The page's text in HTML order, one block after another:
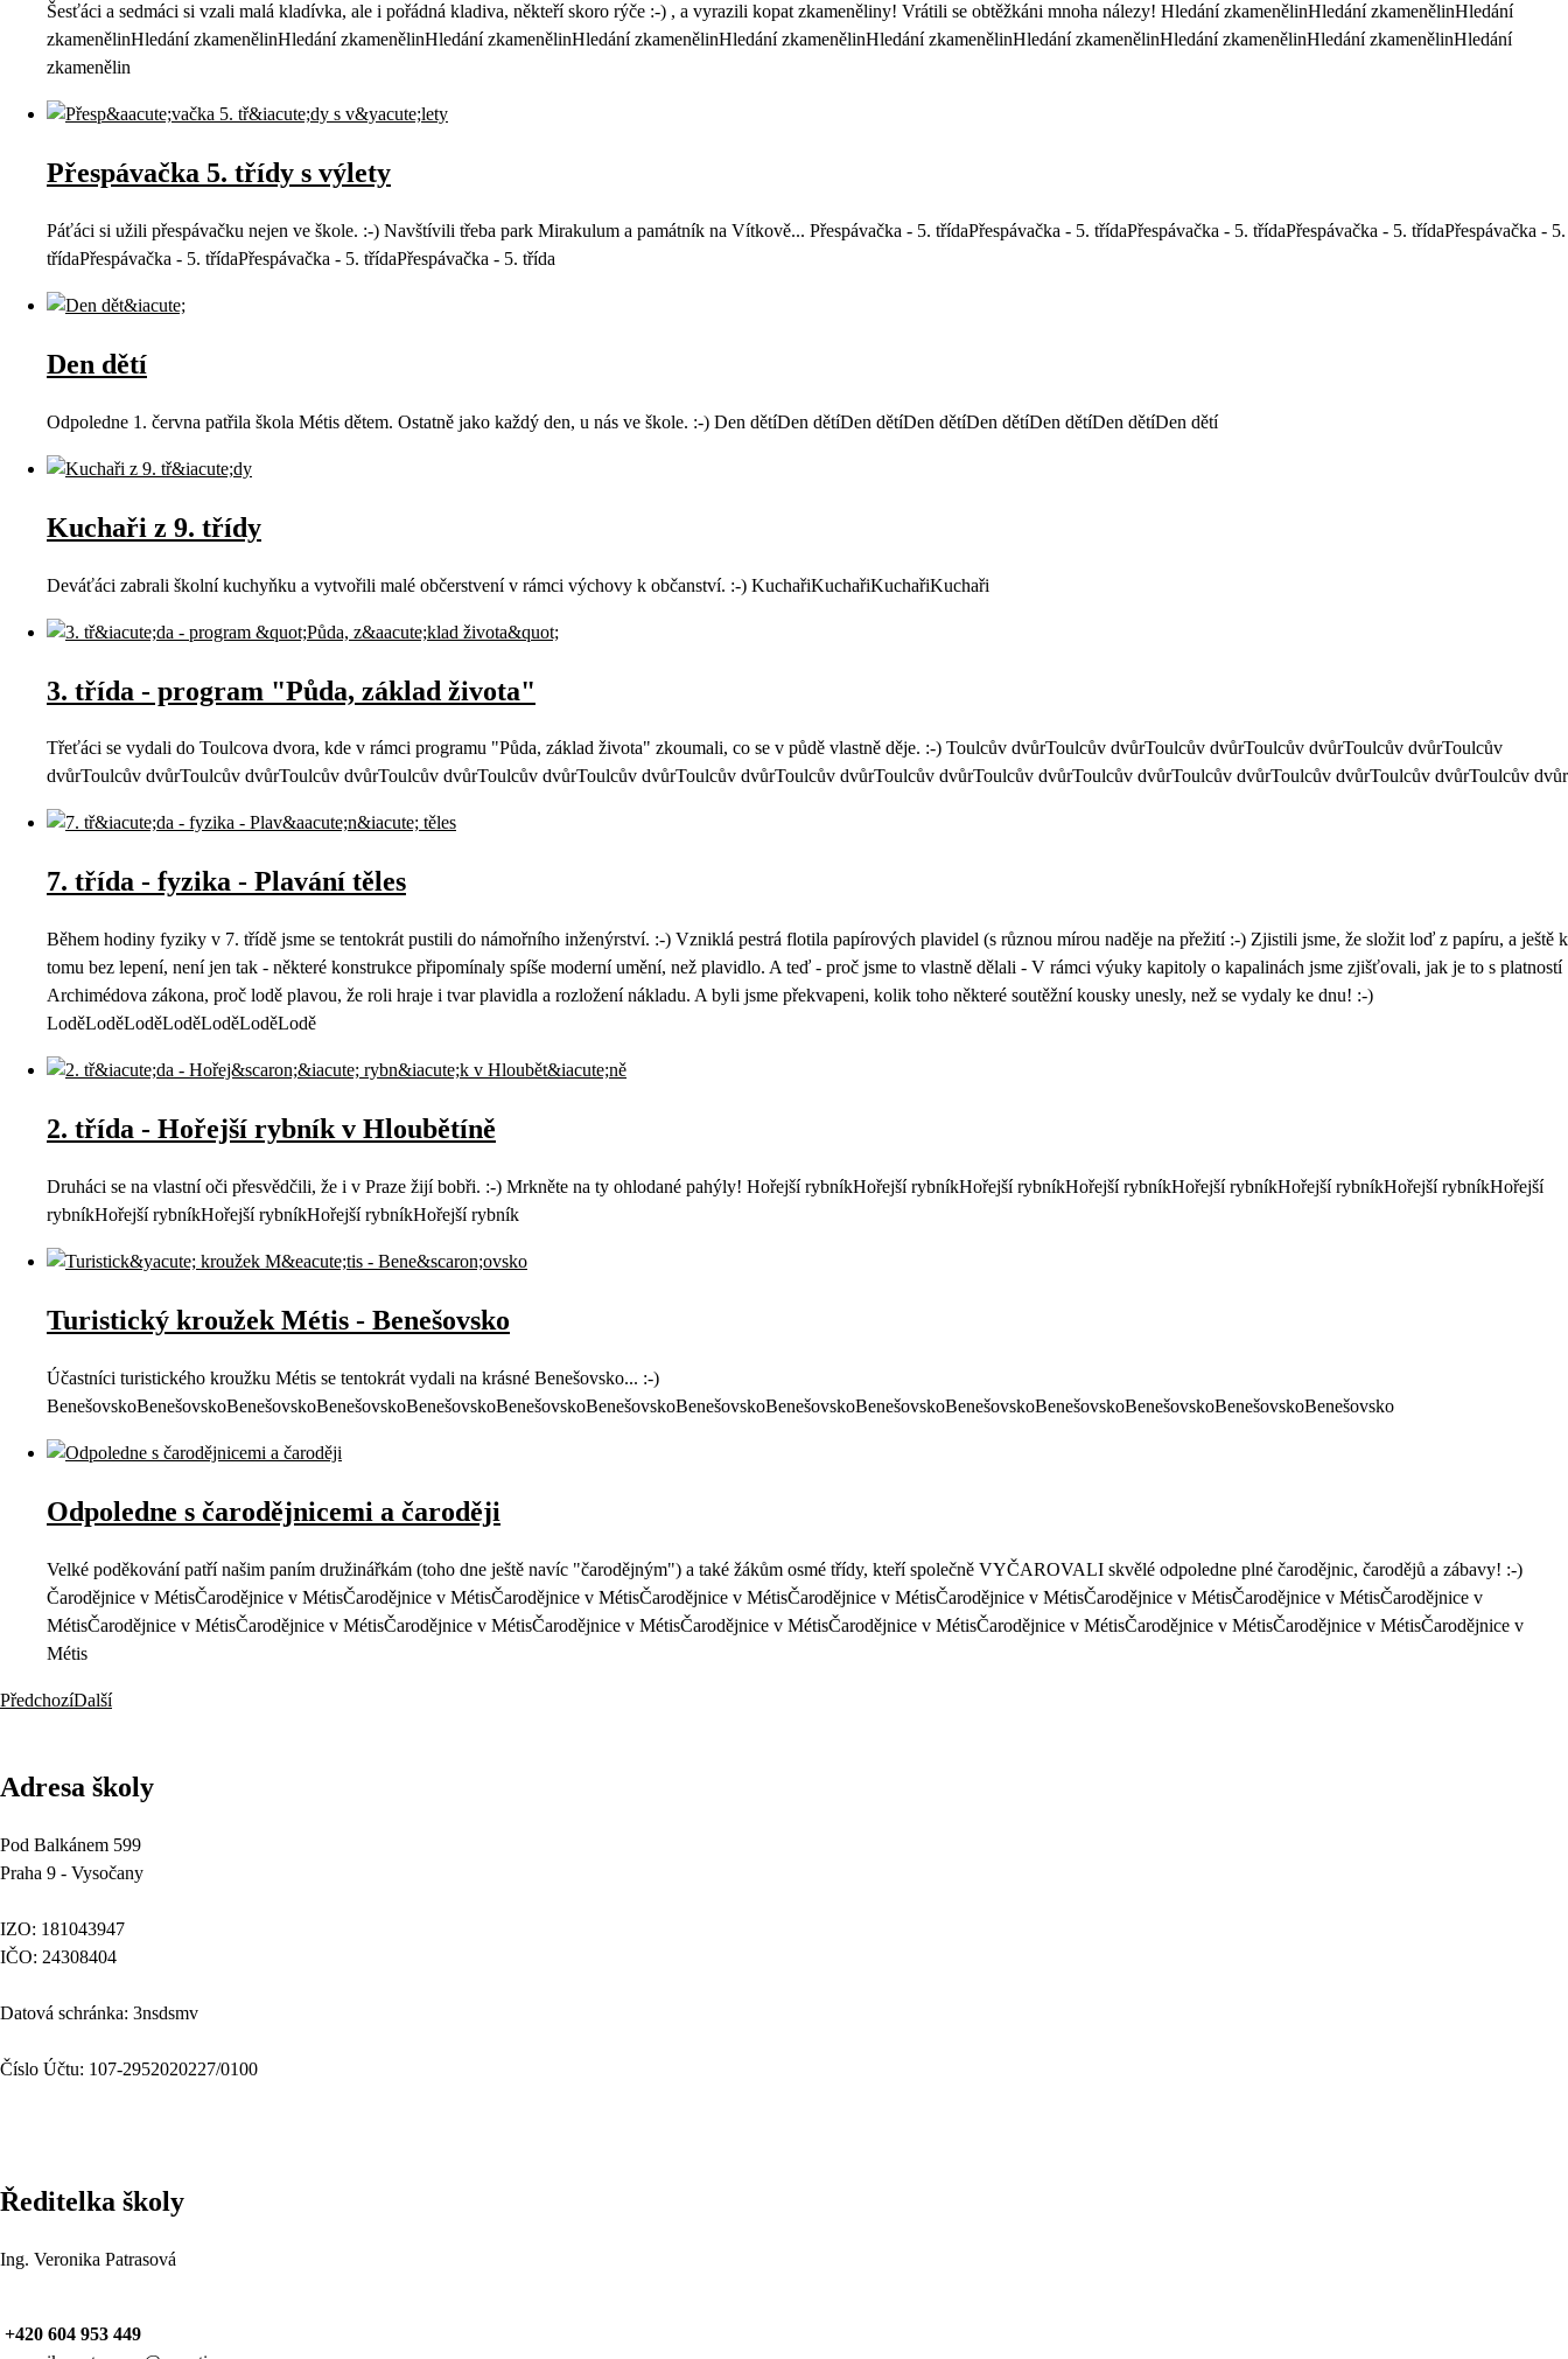
Šesťáci a sedmáci si vzali malá kladívka, ale i pořádná kladiva, někteří skoro rýče :-) , a vyrazili kopat zkameněliny! Vrátili se obtěžkáni mnoha nálezy! Hledání zkamenělinHledání zkamenělinHledání
zkamenělinHledání zkamenělinHledání zkamenělinHledání zkamenělinHledání zkamenělinHledání zkamenělinHledání zkamenělinHledání zkamenělinHledání zkamenělinHledání zkamenělinHledání
zkamenělin
Přespávačka 5. třídy s výlety
Páťáci si užili přespávačku nejen ve škole. :-) Navštívili třeba park Mirakulum a památník na Vítkově... Přespávačka - 5. třídaPřespávačka - 5. třídaPřespávačka - 5. třídaPřespávačka - 5. třídaPřespávačka - 5.
třídaPřespávačka - 5. třídaPřespávačka - 5. třídaPřespávačka - 5. třída
Den dětí
Odpoledne 1. června patřila škola Métis dětem. Ostatně jako každý den, u nás ve škole. :-) Den dětíDen dětíDen dětíDen dětíDen dětíDen dětíDen dětíDen dětí
Kuchaři z 9. třídy
Deváťáci zabrali školní kuchyňku a vytvořili malé občerstvení v rámci výchovy k občanství. :-) KuchařiKuchařiKuchařiKuchaři
3. třída - program "Půda, základ života"
Třeťáci se vydali do Toulcova dvora, kde v rámci programu "Půda, základ života" zkoumali, co se v půdě vlastně děje. :-) Toulcův dvůrToulcův dvůrToulcův dvůrToulcův dvůrToulcův dvůrToulcův
dvůrToulcův dvůrToulcův dvůrToulcův dvůrToulcův dvůrToulcův dvůrToulcův dvůrToulcův dvůrToulcův dvůrToulcův dvůrToulcův dvůrToulcův dvůrToulcův dvůrToulcův dvůrToulcův dvůrToulcův dvůr
7. třída - fyzika - Plavání těles
Během hodiny fyziky v 7. třídě jsme se tentokrát pustili do námořního inženýrství. :-) Vzniklá pestrá flotila papírových plavidel (s různou mírou naděje na přežití :-) Zjistili jsme, že složit loď z papíru, a ještě k
tomu bez lepení, není jen tak - některé konstrukce připomínaly spíše moderní umění, než plavidlo. A teď - proč jsme to vlastně dělali - V rámci výuky kapitoly o kapalinách jsme zjišťovali, jak je to s platností
Archimédova zákona, proč lodě plavou, že roli hraje i tvar plavidla a rozložení nákladu. A byli jsme překvapeni, kolik toho některé soutěžní kousky unesly, než se vydaly ke dnu! :-)
LoděLoděLoděLoděLoděLoděLodě
2. třída - Hořejší rybník v Hloubětíně
Druháci se na vlastní oči přesvědčili, že i v Praze žijí bobři. :-) Mrkněte na ty ohlodané pahýly! Hořejší rybníkHořejší rybníkHořejší rybníkHořejší rybníkHořejší rybníkHořejší rybníkHořejší rybníkHořejší
rybníkHořejší rybníkHořejší rybníkHořejší rybníkHořejší rybník
Turistický kroužek Métis - Benešovsko
Účastníci turistického kroužku Métis se tentokrát vydali na krásné Benešovsko... :-)
BenešovskoBenešovskoBenešovskoBenešovskoBenešovskoBenešovskoBenešovskoBenešovskoBenešovskoBenešovskoBenešovskoBenešovskoBenešovskoBenešovskoBenešovsko
Odpoledne s čarodějnicemi a čaroději
Velké poděkování patří našim paním družinářkám (toho dne ještě navíc "čarodějným") a také žákům osmé třídy, kteří společně VYČAROVALI skvělé odpoledne plné čarodějnic, čarodějů a zábavy! :-)
Čarodějnice v MétisČarodějnice v MétisČarodějnice v MétisČarodějnice v MétisČarodějnice v MétisČarodějnice v MétisČarodějnice v MétisČarodějnice v MétisČarodějnice v MétisČarodějnice v
MétisČarodějnice v MétisČarodějnice v MétisČarodějnice v MétisČarodějnice v MétisČarodějnice v MétisČarodějnice v MétisČarodějnice v MétisČarodějnice v MétisČarodějnice v MétisČarodějnice v
Métis
PředchozíDalší
Adresa školy
Pod Balkánem 599
Praha 9 - Vysočany
IZO: 181043947
IČO: 24308404
Datová schránka: 3nsdsmv
Číslo Účtu: 107-2952020227/0100
Ředitelka školy
Ing. Veronika Patrasová
+420 604 953 449